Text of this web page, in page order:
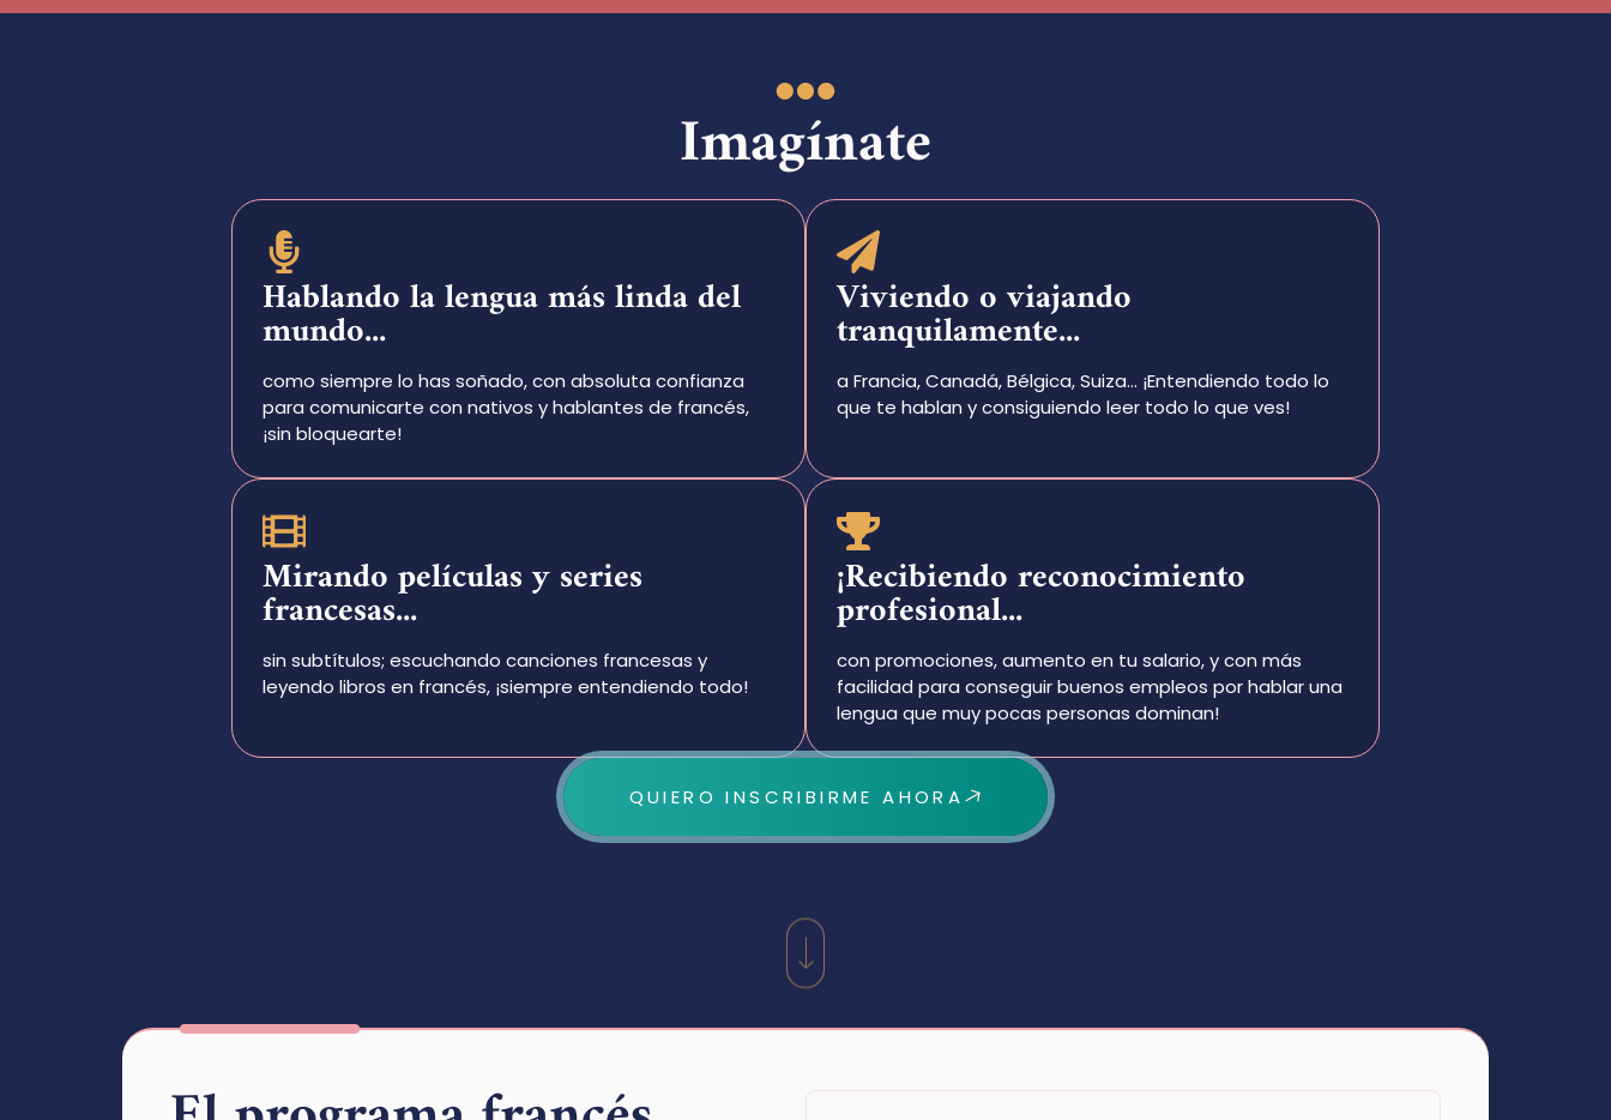
Imagínate
Hablando la lengua más linda del
mundo...
como siempre lo has soñado, con absoluta confianza
para comunicarte con nativos y hablantes de francés,
¡sin bloquearte!
Viviendo o viajando
tranquilamente...
a Francia, Canadá, Bélgica, Suiza… ¡Entendiendo todo lo
que te hablan y consiguiendo leer todo lo que ves!
Mirando películas y series
francesas...
sin subtítulos; escuchando canciones francesas y
leyendo libros en francés, ¡siempre entendiendo todo!
¡Recibiendo reconocimiento
profesional...
con promociones, aumento en tu salario, y con más
facilidad para conseguir buenos empleos por hablar una
lengua que muy pocas personas dominan!
QUIERO INSCRIBIRME AHORA